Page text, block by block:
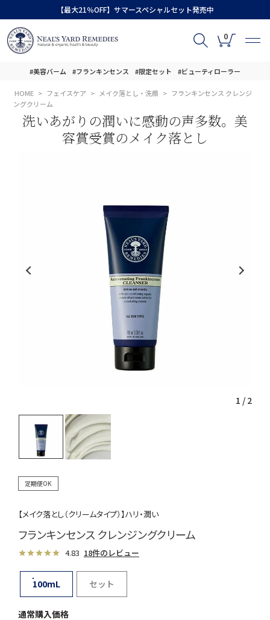
【最大21％OFF】サマースペシャルセット発売中
0
#美容バーム #フランキンセンス #限定セット #ビューティローラー
HOME フェイスケア メイク落とし・洗顔
フランキンセンス クレンジ
ングクリーム
洗いあがりの潤いに感動の声多数。美
容賞受賞のメイク落とし
1 / 2
定期便OK
【メイク落とし（クリームタイプ）】ハリ・潤い
フランキンセンス クレンジングクリーム
4.83 18件のレビュー
100mL セット